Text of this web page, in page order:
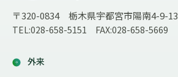
〒320-0834 栃木県宇都宮市陽南4-9-13
TEL:028-658-5151 FAX:028-658-5669
外来